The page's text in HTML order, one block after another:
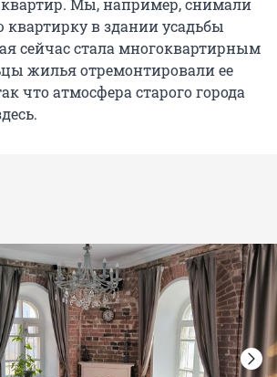
квартир. Мы, например, снимали
в здании усадьбы
сейчас стала многоквартирным
жилья отремонтировали ее
что атмосфера старого города